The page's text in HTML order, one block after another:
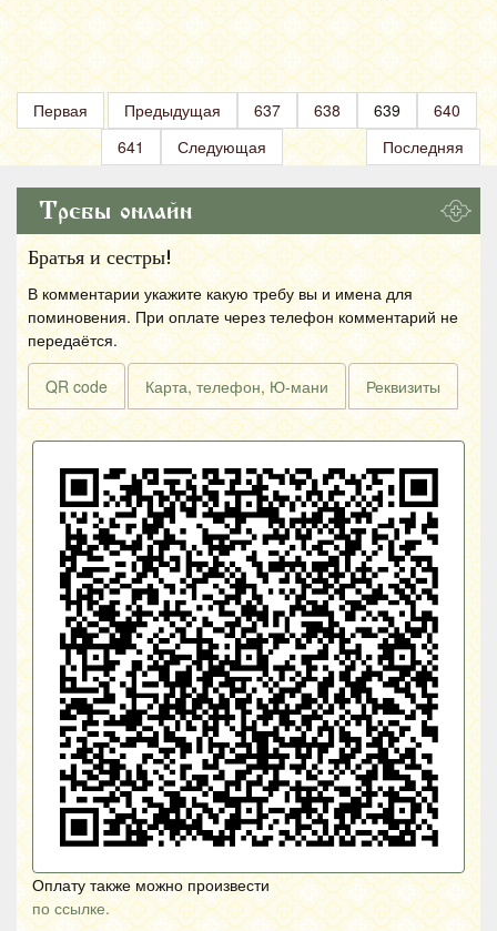
Первая Предыдущая 637 638 639
640
641
Следующая Последняя
Требы онлайн
Братья и сестры!
В комментарии укажите какую требу вы и имена для
поминовения. При оплате через телефон комментарий не
передаётся.
QR code Карта, телефон, Ю-мани Реквизиты
Оплату также можно произвести
по ссылке.